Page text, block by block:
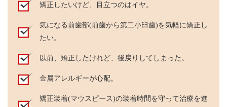
矯正したいけど、目立つのはイヤ。
気になる前歯部(前歯から第二小臼歯)を気軽に矯正し
たい。
以前、矯正したけれど、後戻りしてしまった。
金属アレルギーが心配。
矯正装着(マウスピース)の装着時間を守って治療を進